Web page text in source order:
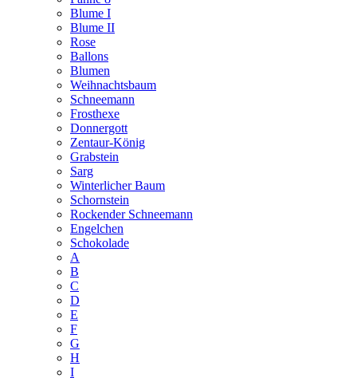
Blume I
Blume II
Rose
Ballons
Blumen
Weihnachtsbaum
Schneemann
Frosthexe
Donnergott
Zentaur-König
Grabstein
Sarg
Winterlicher Baum
Schornstein
Rockender Schneemann
Engelchen
Schokolade
A
B
C
D
E
F
G
H
I